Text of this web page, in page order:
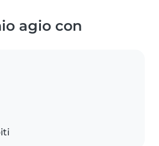
agio con